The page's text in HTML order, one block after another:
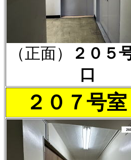
（正面）
２０５
口
２０７号室